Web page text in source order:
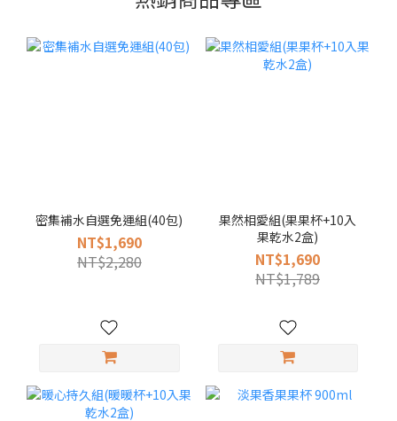
密集補水自選免運組(40包)
NT$1,690
NT$2,280
果然相愛組(果果杯+10入
果乾水2盒)
NT$1,690
NT$1,789